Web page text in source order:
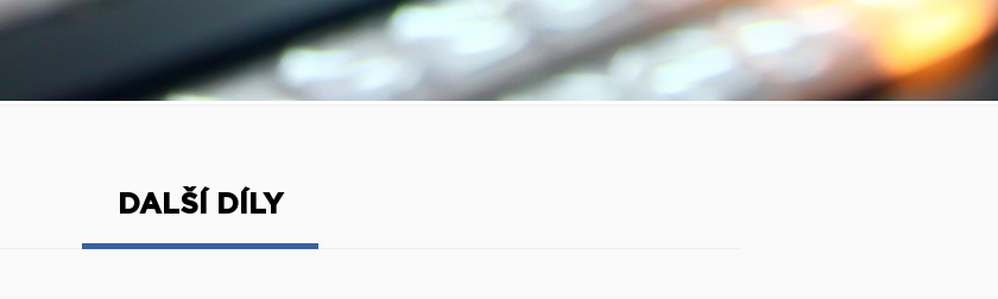
DALŠÍ DÍLY